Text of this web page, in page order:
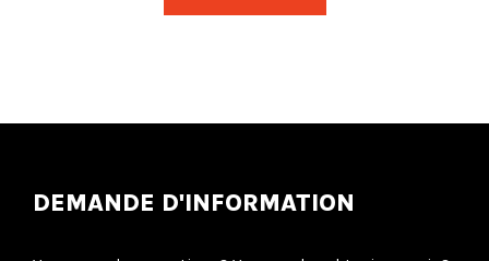
DEMANDE D'INFORMATION